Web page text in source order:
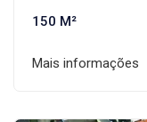
150 M²
Mais informações